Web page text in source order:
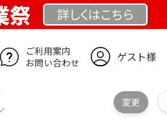
祭 詳しくはこちら
ご利用案内
お問い合わせ
ゲスト様
変更